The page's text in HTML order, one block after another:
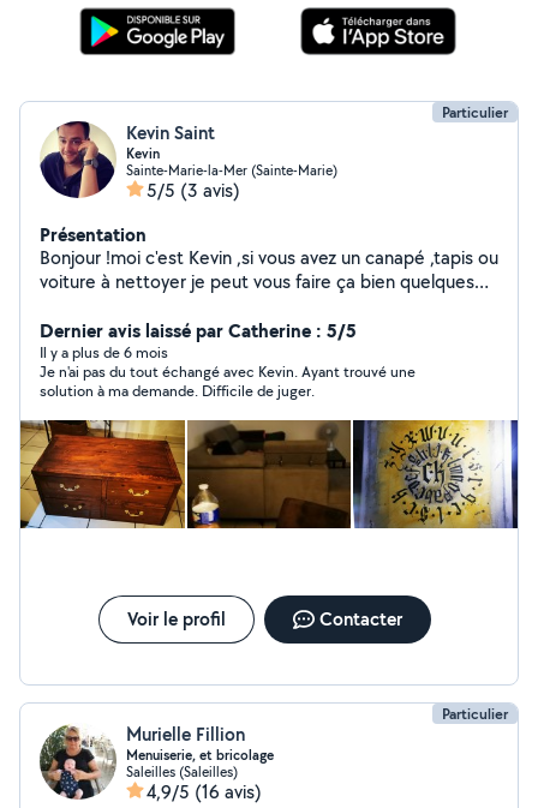
Particulier
Kevin Saint
Kevin
Sainte-Marie-la-Mer (Sainte-Marie)
5/5 (3 avis)
Présentation
Bonjour !moi c'est Kevin ,si vous avez un canapé ,tapis ou
voiture à nettoyer je peut vous faire ça bien quelques
Dernier avis laissé par Catherine : 5/5
Il y a plus de 6 mois
Je n'ai pas du tout échangé avec Kevin. Ayant trouvé une
solution à ma demande. Difficile de juger.
Voir le profil Contacter
Particulier
Murielle Fillion
Menuiserie, et bricolage
Saleilles (Saleilles)
4,9/5 (16 avis)